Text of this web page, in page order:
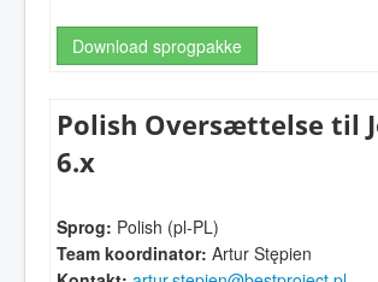
Download sprogpakke
Polish Oversættelse til
6.x
Sprog: Polish (pl-PL)
Team koordinator: Artur Stępien